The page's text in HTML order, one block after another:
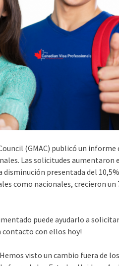
(GMAC) publicó un informe
Las solicitudes aumentaron
presentada del
como nacionales, crecieron un
puede ayudarlo a
contacto con ellos hoy!
visto un cambio fuera de